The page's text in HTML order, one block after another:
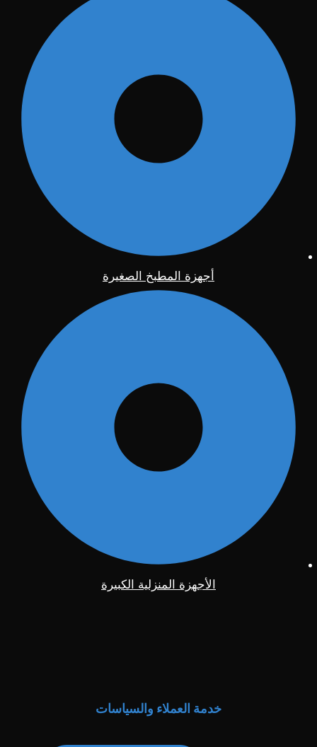
أجهزة المطبخ الصغيرة
الأجهزة المنزلية الكبيرة
خدمة العملاء والسياسات